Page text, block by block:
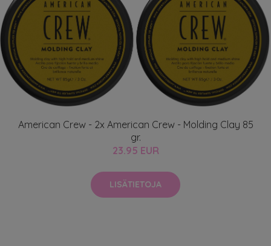
American Crew - 2x American Crew - Molding Clay 85
gr.
23.95 EUR
LISÄTIETOJA